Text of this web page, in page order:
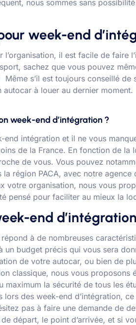
nous sommes sans
week-end
l’organisation, il est facile de
sachez que vous pouvez
s’il est toujours conseillé de
à louer au dernier
week-end d’intégration ?
end intégration et il ne vous
de la France. En fonction de
de vous. Vous pouvez
région PACA, avec notre
votre organisation, nous vous
pensé pour faciliter au mieux la
end
à de nombreuses
un budget précis qui vous sera
de votre autocar, ou bien de
classique, nous vous
la sécurité de tous les
des week-end d’intégration,
pas à faire une demande de
départ, le point d’arrivée, et si